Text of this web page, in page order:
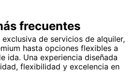
frecuentes
exclusiva de servicios de alquiler,
hasta opciones flexibles a
ida. Una experiencia diseñada
flexibilidad y excelencia en